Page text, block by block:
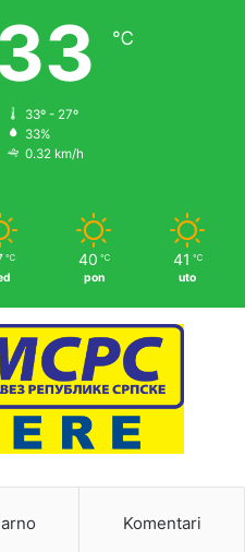
℃
33º - 27º
33%
0.32 km/h
℃ 40 ℃
pon
41 ℃
uto
Komentari